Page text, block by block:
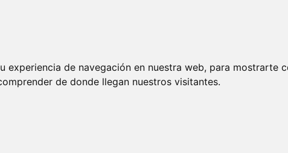
de navegación en nuestra web, para mostrarte
de donde llegan nuestros visitantes.